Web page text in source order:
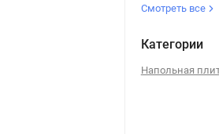
Смотреть все
Категории
Напольная